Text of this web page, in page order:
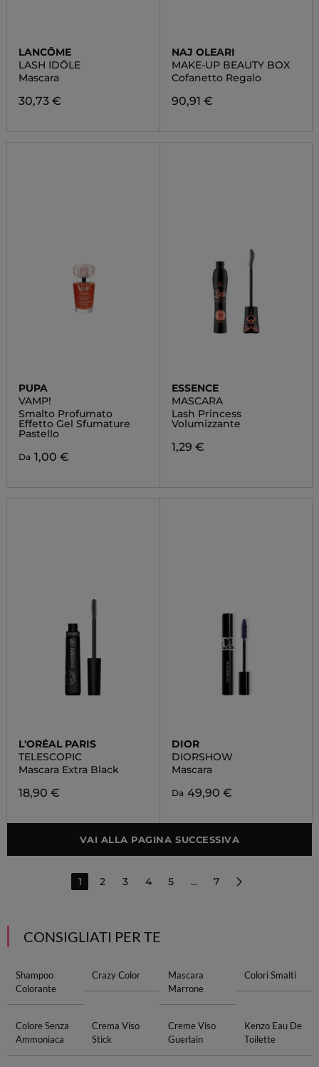
LANCÔME
LASH IDÔLE
Mascara
30,73 €
NAJ OLEARI
MAKE-UP BEAUTY BOX
Cofanetto Regalo
90,91 €
PUPA
VAMP!
Smalto Profumato
Effetto Gel Sfumature
Pastello
Da 1,00 €
ESSENCE
MASCARA
Lash Princess
Volumizzante
1,29 €
L'ORÉAL PARIS
TELESCOPIC
Mascara Extra Black
18,90 €
DIOR
DIORSHOW
Mascara
Da 49,90 €
VAI ALLA PAGINA SUCCESSIVA
1 2 3 4 5 ... 7
CONSIGLIATI PER TE
Shampoo
Colorante
Crazy Color
Mascara
Marrone
Colori Smalti
Colore Senza
Ammoniaca
Crema Viso
Stick
Creme Viso
Guerlain
Kenzo Eau De
Toilette